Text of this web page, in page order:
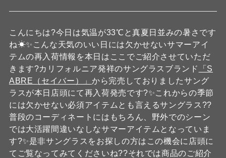
こんにちは?今日は気温が33℃と真夏日並みの暑さです
ね☀✨こんな天気のいい日には欠かせないサマーアイ
テムの再入荷情報を本日はここでご紹介させていただ
きます?カリフォルニア発祥のサングラスブランド
「S
ABRE（セイバー）」 から完売しておりましたサング
ラスが本日店頭にて再入荷発売です?✨これからの季節
には欠かせない必須アイテムとも言えるサングラス??
普段のコーディネートにはもちろん、野外でのシーン
では大活躍間違いなしなサマーアイテムとなっていま
す?✨是非サングラスをお探しの方はこの機会に店頭に
てご覧なってみてくださいね??それでは商品のご紹介